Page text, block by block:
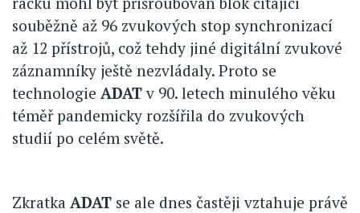
souběžně až 96 zvukových stop synchronizací
až 12 přístrojů, což tehdy jiné digitální zvukové
záznamníky ještě nezvládaly. Proto se
technologie ADAT v 90. letech minulého věku
téměř pandemicky rozšířila do zvukových
studií po celém světě.
Zkratka ADAT se ale dnes častěji vztahuje právě